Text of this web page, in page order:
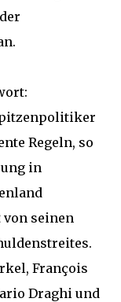
Regeln, so
in
von seinen
François
Draghi und